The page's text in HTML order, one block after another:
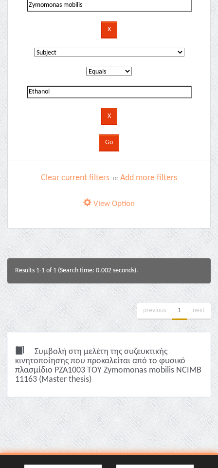
Clear current filters or Add more filters
View Option
Results 1-1 of 1 (Search time: 0.002 seconds).
previous 1 next
Συμβολή στη μελέτη της συζευκτικής
κινητοποίησης που προκαλείται από το φυσικό
πλασμίδιο PZA1003 ΤΟΥ Zymomonas mobilis NCIΜB
11163 (Master thesis)